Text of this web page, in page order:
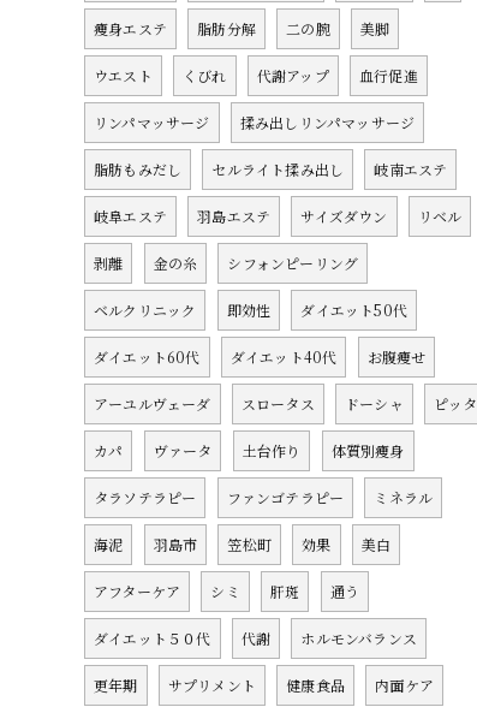
痩身エステ 脂肪分解 二の腕 美脚
ウエスト くびれ 代謝アップ 血行促進
リンパマッサージ 揉み出しリンパマッサージ
脂肪もみだし セルライト揉み出し 岐南エステ
岐阜エステ 羽島エステ サイズダウン リベル
剥離 金の糸 シフォンピーリング
ベルクリニック 即効性 ダイエット50代
ダイエット60代 ダイエット40代 お腹痩せ
アーユルヴェーダ スロータス ドーシャ ピッタ
カパ ヴァータ 土台作り 体質別痩身
タラソテラピー ファンゴテラピー ミネラル
海泥 羽島市 笠松町 効果 美白
アフターケア シミ 肝斑 通う
ダイエット５０代 代謝 ホルモンバランス
更年期 サプリメント 健康食品 内面ケア